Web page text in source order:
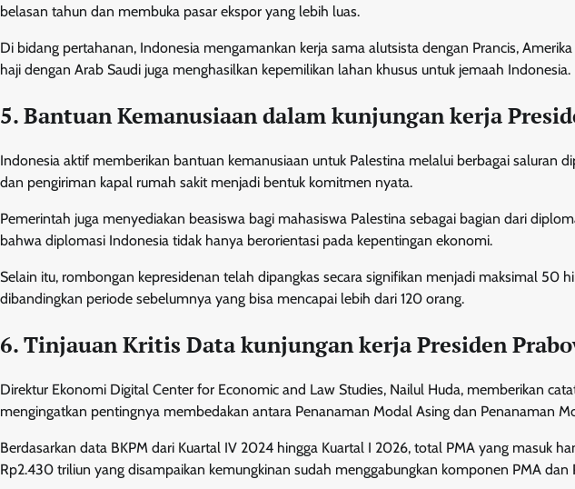
belasan tahun dan membuka pasar ekspor yang lebih luas.
Di bidang pertahanan, Indonesia mengamankan kerja sama alutsista dengan Prancis, Amerika
haji dengan Arab Saudi juga menghasilkan kepemilikan lahan khusus untuk jemaah Indonesia.
5. Bantuan Kemanusiaan dalam kunjungan kerja
Indonesia aktif memberikan bantuan kemanusiaan untuk Palestina melalui berbagai saluran
dan pengiriman kapal rumah sakit menjadi bentuk komitmen nyata.
Pemerintah juga menyediakan beasiswa bagi mahasiswa Palestina sebagai bagian dari
bahwa diplomasi Indonesia tidak hanya berorientasi pada kepentingan ekonomi.
Selain itu, rombongan kepresidenan telah dipangkas secara signifikan menjadi maksimal 50
dibandingkan periode sebelumnya yang bisa mencapai lebih dari 120 orang.
6. Tinjauan Kritis Data kunjungan kerja Presiden
Direktur Ekonomi Digital Center for Economic and Law Studies, Nailul Huda, memberikan
mengingatkan pentingnya membedakan antara Penanaman Modal Asing dan Penanaman
Berdasarkan data BKPM dari Kuartal IV 2024 hingga Kuartal I 2026, total PMA yang masuk
Rp2.430 triliun yang disampaikan kemungkinan sudah menggabungkan komponen PMA dan